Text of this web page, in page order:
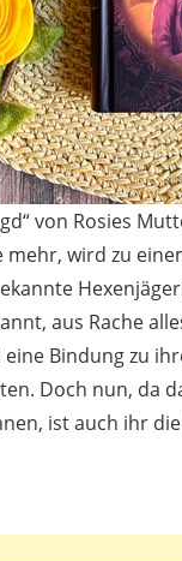
von Rosies
wird zu
aus Rache
Bindung zu
Doch nun, da
ist auch ihr